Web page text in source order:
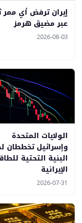
إيران ترفض أي ممر
عبر مضيق هرمز
2026-08-03
الولايات المتحدة
وإسرائيل تخططان
البنية التحتية
الإيرانية
2026-07-31